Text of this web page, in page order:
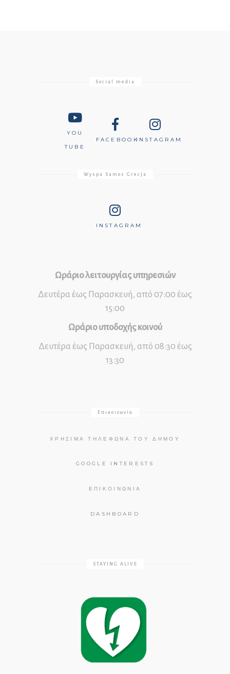
Social media
YOU
TUBE
FACEBOOKINSTAGRAM
Wyspa Samos Grecja
INSTAGRAM
Ωράριο λειτουργίας υπηρεσιών
Δευτέρα έως Παρασκευή, από 07:00 έως
15:00
Ωράριο υποδοχής κοινού
Δευτέρα έως Παρασκευή, από 08:30 έως
13:30
Επικοινωνία
ΧΡΉΣΙΜΑ ΤΗΛΈΦΩΝΑ ΤΟΥ ΔΉΜΟΥ
GOOGLE INTERESTS
ΕΠΙΚΟΙΝΩΝΊΑ
DASHBOARD
STAYING ALIVE